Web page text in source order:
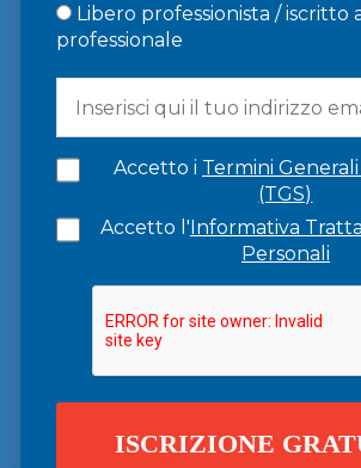
Libero professionista / iscritto
professionale
Accetto i Termini
(TGS)
Accetto l'Informativa
Personali